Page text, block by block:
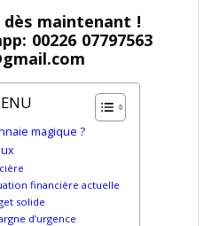
dès maintenant !
00226 07797563
magique ?
financière actuelle
solide
d’urgence